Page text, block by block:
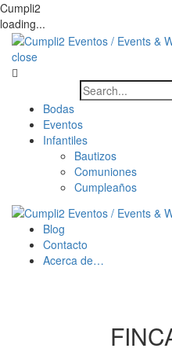
Cumpli2
loading...
close
Bodas
Eventos
Infantiles
Bautizos
Comuniones
Cumpleaños
Blog
Contacto
Acerca de…